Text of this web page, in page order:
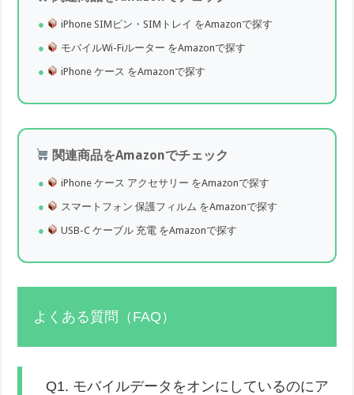
iPhone SIMピン・SIMトレイ をAmazonで探す
モバイルWi-Fiルーター をAmazonで探す
iPhone ケース をAmazonで探す
関連商品をAmazonでチェック
iPhone ケース アクセサリー をAmazonで探す
スマートフォン 保護フィルム をAmazonで探す
USB-C ケーブル 充電 をAmazonで探す
よくある質問（FAQ）
Q1. モバイルデータをオンにしているのにア